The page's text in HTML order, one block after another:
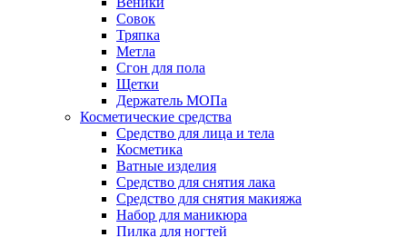
Совок
Тряпка
Метла
Сгон для пола
Щетки
Держатель МОПа
Косметические средства
Средство для лица и тела
Косметика
Ватные изделия
Средство для снятия лака
Средство для снятия макияжа
Набор для маникюра
Пилка для ногтей